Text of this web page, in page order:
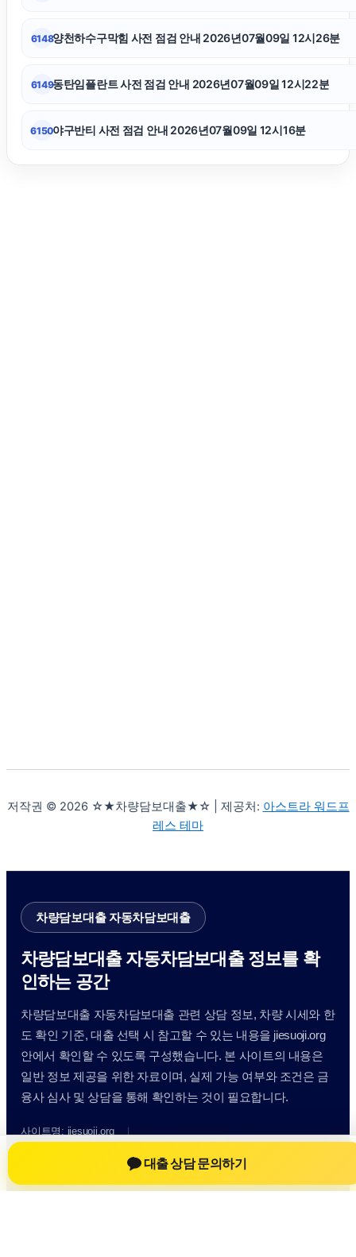
강남하수구막힘
수원마약전문변호사
종로구하수구막힘
6148양천하수구막힘 사전 점검 안내 2026년07월09일 12시26분
6149동탄임플란트 사전 점검 안내 2026년07월09일 12시22분
6150야구반티 사전 점검 안내 2026년07월09일 12시16분
저작권 © 2026 ☆★차량담보대출★☆ | 제공처: 아스트라 워드프
레스 테마
차량담보대출 자동차담보대출
차량담보대출 자동차담보대출 정보를 확
인하는 공간
차량담보대출 자동차담보대출 관련 상담 정보, 차량 시세와 한
도 확인 기준, 대출 선택 시 참고할 수 있는 내용을 jiesuoji.org
안에서 확인할 수 있도록 구성했습니다. 본 사이트의 내용은
일반 정보 제공을 위한 자료이며, 실제 가능 여부와 조건은 금
융사 심사 및 상담을 통해 확인하는 것이 필요합니다.
사이트명: jiesuoji.org
대출 상담 문의하기